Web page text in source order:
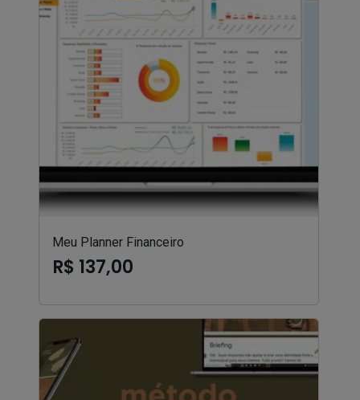
Meu Planner Financeiro
R$ 137,00